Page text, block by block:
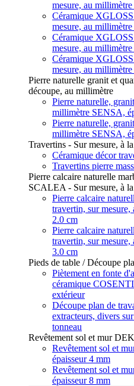
mesure, au
Céramique
mesure, au
Céramique
mesure, au
Céramique
mesure, au
Pierre naturelle granit et
découpe, au millimètre
Pierre naturelle,
millimètre SENSA,
Pierre naturelle,
millimètre SENSA,
Travertins - Sur mesure, à
Céramique décor
Travertins pierre
Pierre calcaire naturelle
SCALEA - Sur mesure, à
Pierre calcaire
travertin, sur
2.0 cm
Pierre calcaire
travertin, sur
3.0 cm
Pieds de table / Découpe
Piètement en fonte
céramique
extérieur
Découpe plan de
extracteurs, divers
tonneau
Revêtement sol et mur
Revêtement sol et
épaisseur 4 mm
Revêtement sol et
épaisseur 8 mm